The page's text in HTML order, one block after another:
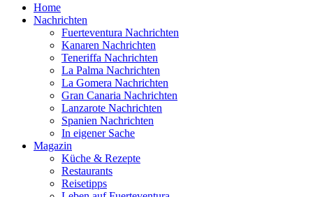
Home
Nachrichten
Fuerteventura Nachrichten
Kanaren Nachrichten
Teneriffa Nachrichten
La Palma Nachrichten
La Gomera Nachrichten
Gran Canaria Nachrichten
Lanzarote Nachrichten
Spanien Nachrichten
In eigener Sache
Magazin
Küche & Rezepte
Restaurants
Reisetipps